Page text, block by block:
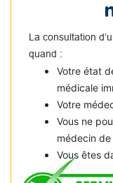
La consultation
quand :
Votre état
médicale
Votre
Vous ne
médecin
Vous êtes